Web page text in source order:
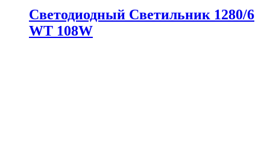
Светодиодный Светильник 1280/6
WT 108W